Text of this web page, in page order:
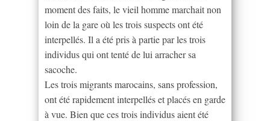
moment des faits, le vieil homme marchait non
loin de la gare où les trois suspects ont été
interpellés. Il a été pris à partie par les trois
individus qui ont tenté de lui arracher sa
sacoche.
Les trois migrants marocains, sans profession,
ont été rapidement interpellés et placés en garde
à vue. Bien que ces trois individus aient été